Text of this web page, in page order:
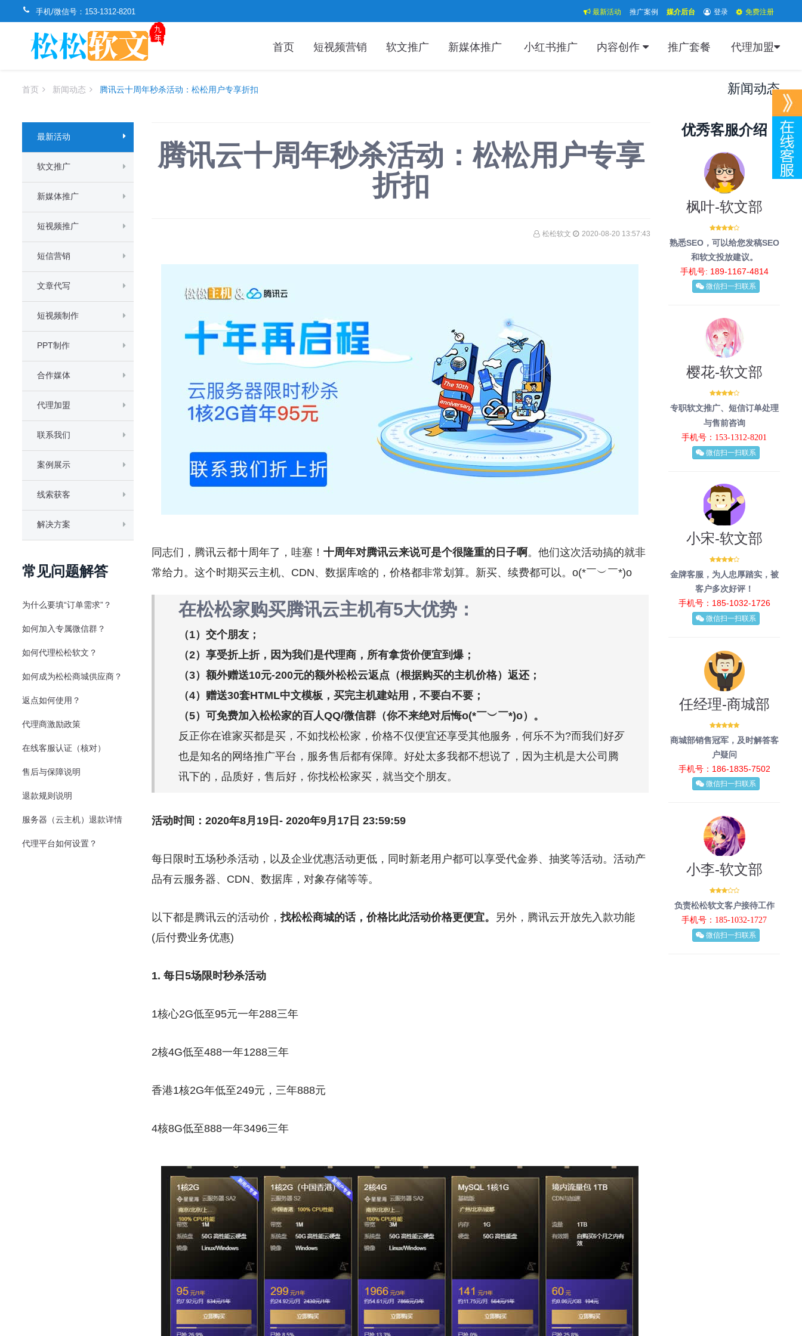
手机/微信号： 153-1312-8201 最新活动 推广案例 媒介后台 登录 免费注册
首页 短视频营销 软文推广 新媒体推广 小红书推广 内容创作 推广套餐 代理加盟
首页 新闻动态 腾讯云十周年秒杀活动：松松用户专享折扣 新闻动态
最新活动
软文推广
新媒体推广
短视频推广
短信营销
文章代写
短视频制作
PPT制作
合作媒体
代理加盟
联系我们
案例展示
线索获客
解决方案
常见问题解答
为什么要填“订单需求”？
如何加入专属微信群？
如何代理松松软文？
如何成为松松商城供应商？
返点如何使用？
代理商激励政策
在线客服认证（核对）
售后与保障说明
退款规则说明
服务器（云主机）退款详情
代理平台如何设置？
腾讯云十周年秒杀活动：松松用户专享
折扣
松松软文 2020-08-20 13:57:43
同志们，腾讯云都十周年了，哇塞！ 十周年对腾讯云来说可是个很隆重的日子啊 。他们这次活动搞的就非
常给力。这个时期买云主机、CDN、数据库啥的，价格都非常划算。新买、续费都可以。o(*￣︶￣*)o
在松松家购买腾讯云主机有5大优势：
（1）交个朋友；
（2）享受折上折，因为我们是代理商，所有拿货价便宜到爆；
（3）额外赠送10元-200元的额外松松云返点（根据购买的主机价格）返还；
（4）赠送30套HTML中文模板，买完主机建站用，不要白不要；
（5）可免费加入松松家的百人QQ/微信群（你不来绝对后悔o(*￣︶￣*)o）。
反正你在谁家买都是买，不如找松松家，价格不仅便宜还享受其他服务，何乐不为?而我们好歹
也是知名的网络推广平台，服务售后都有保障。好处太多我都不想说了，因为主机是大公司腾
讯下的，品质好，售后好，你找松松家买，就当交个朋友。
活动时间： 2020年8月19日- 2020年9月17日 23:59:59
每日限时五场秒杀活动，以及企业优惠活动更低，同时新老用户都可以享受代金券、抽奖等活动。活动产
品有云服务器、CDN、数据库，对象存储等等。
以下都是腾讯云的活动价， 找松松商城的话，价格比此活动价格更便宜。
另外，腾讯云开放先入款功能
(后付费业务优惠)
1. 每日5场限时秒杀活动
1核心2G低至95元一年288三年
2核4G低至488一年1288三年
香港1核2G年低至249元，三年888元
4核8G低至888一年3496三年
优秀客服介绍
枫叶-软文部
熟悉SEO，可以给您发稿SEO
和软文投放建议。
手机号: 189-1167-4814
微信扫一扫联系
樱花-软文部
专职软文推广、短信订单处理
与售前咨询
手机号：153-1312-8201
微信扫一扫联系
小宋-软文部
金牌客服，为人忠厚踏实，被
客户多次好评！
手机号：185-1032-1726
微信扫一扫联系
任经理-商城部
商城部销售冠军，及时解答客
户疑问
手机号：186-1835-7502
微信扫一扫联系
小李-软文部
负责松松软文客户接待工作
手机号：185-1032-1727
微信扫一扫联系